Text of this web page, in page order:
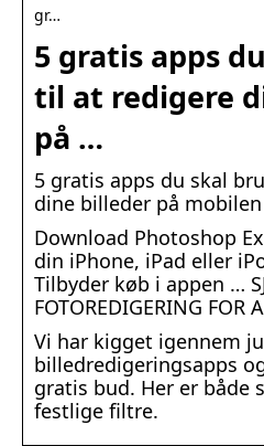
gr…
5 gratis apps
til at redigere
på …
5 gratis apps du skal
dine billeder på
Download Photoshop
din iPhone, iPad eller
Tilbyder køb i appen …
FOTOREDIGERING FOR
Vi har kigget igennem
billedredigeringsapps
gratis bud. Her er både
festlige filtre.